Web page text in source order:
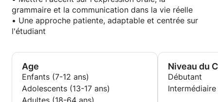
grammaire et la communication dans la vie réelle
• Une approche patiente, adaptable et centrée sur
l'étudiant
Age
Enfants (7-12 ans)
Adolescents (13-17 ans)
Adultes (18-64 ans)
Niveau du
Débutant
Intermédiaire